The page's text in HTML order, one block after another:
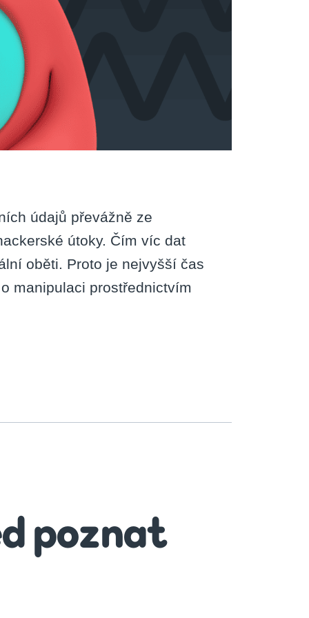
údajů převážně ze
útoky. Čím víc dat
oběti. Proto je nejvyšší čas
manipulaci prostřednictvím
poznat